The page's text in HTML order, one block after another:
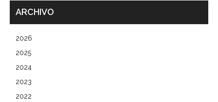
ARCHIVO
2026
2025
2024
2023
2022